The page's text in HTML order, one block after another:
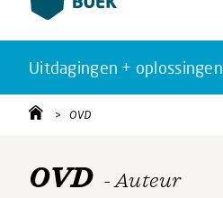
Uitdagingen + oplossingen
OVD
OVD - Auteur